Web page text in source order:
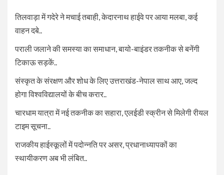
तिलवाड़ा में गदेरे ने मचाई तबाही, केदारनाथ हाईवे पर आया मलबा, कई
वाहन दबे..
पराली जलाने की समस्या का समाधान, बायो-बाइंडर तकनीक से बनेंगी
टिकाऊ सड़कें..
संस्कृत के संरक्षण और शोध के लिए उत्तराखंड-नेपाल साथ आए, जल्द
होगा विश्वविद्यालयों के बीच करार..
चारधाम यात्रा में नई तकनीक का सहारा, एलईडी स्क्रीन से मिलेगी रीयल
टाइम सूचना..
राजकीय हाईस्कूलों में पदोन्नति पर असर, प्रधानाध्यापकों का
स्थायीकरण अब भी लंबित..